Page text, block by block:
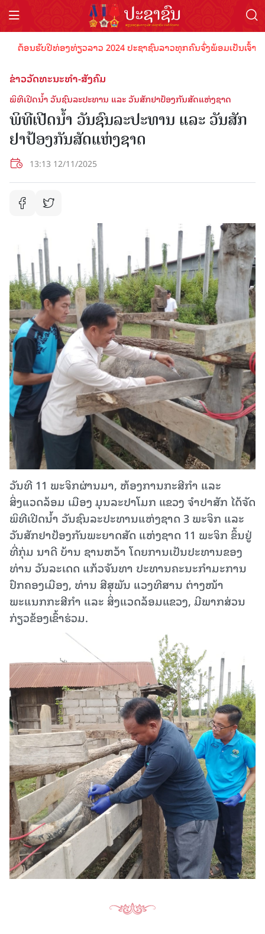
ນຮັບປີທ່ອງທ່ຽວລາວ 2024 ປະຊາຊົນລາວທຸກຄົນຈົ່ງພ້ອມເປັນເຈົ້າພາ
ຂ່າວວັດທະນະທຳ-ສັງຄົມ
ພິທີເປີດນໍ້າ ວັນຊົນລະປະທານ ແລະ ວັນສັກຢາປ້ອງກັນສັດແຫ່ງຊາດ
ພິທີເປີດນໍ້າ ວັນຊົນລະປະທານ ແລະ ວັນສັກ
ຢາປ້ອງກັນສັດແຫ່ງຊາດ
13:13 12/11/2025
ວັນທີ 11 ພະຈິກຜ່ານມາ, ຫ້ອງການກະສີກຳ ແລະ
ສິ່ງແວດລ້ອມ ເມືອງ ມຸນລະປາໂມກ ແຂວງ ຈຳປາສັກ ໄດ້ຈັດ
ພິທີເປີດນໍ້າ ວັນຊົນລະປະທານແຫ່ງຊາດ 3 ພະຈິກ ແລະ
ວັນສັກຢາປ້ອງກັນພະຍາດສັດ ແຫ່ງຊາດ 11 ພະຈິກ ຂຶ້ນຢູ່
ທີ່ກຸ່ມ ນາດີ ບ້ານ ຊານຫວ້າ ໂດຍການເປັນປະທານຂອງ
ທ່ານ ວັນລະເດດ ແກ້ວຈັນທາ ປະທານຄະນະກຳມະການ
ປົກຄອງເມືອງ, ທ່ານ ສີສຸພັນ ແວງທີສານ ຕ່າງໜ້າ
ພະແນກກະສີກຳ ແລະ ສິ່ງແວດລ້ອມແຂວງ, ມີພາກສ່ວນ
ກ່ຽວຂ້ອງເຂົ້າຮ່ວມ.